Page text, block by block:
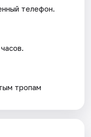
телефон.
тропам